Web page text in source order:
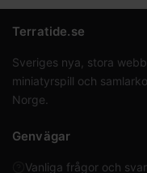
Terratide.se
Sveriges nya, stora
miniatyrspill och
Norge.
Genvägar
Vanliga frågor och svar